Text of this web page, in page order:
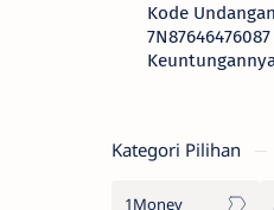
Kode
Kategori Pilihan
1Money